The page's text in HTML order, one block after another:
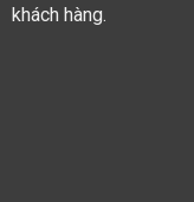
khách hàng.